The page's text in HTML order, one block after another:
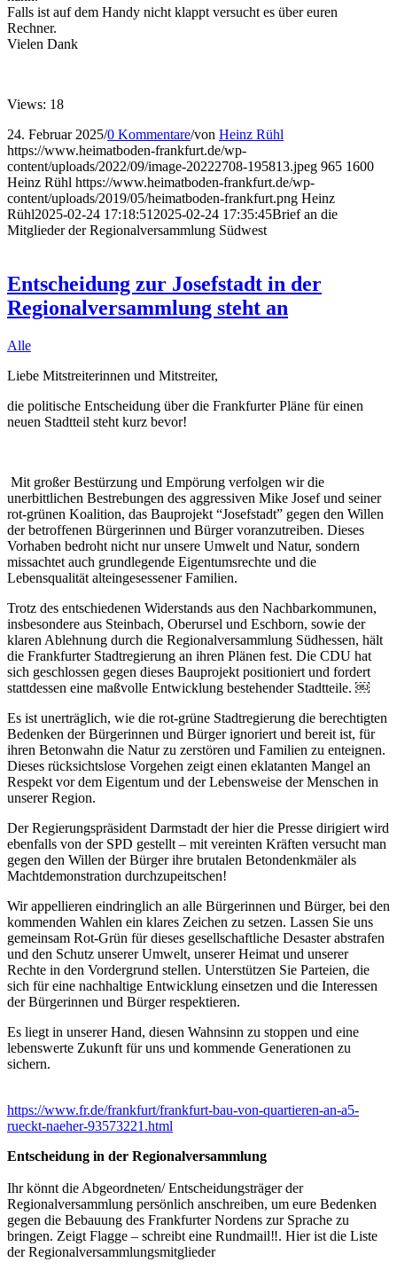
Falls ist auf dem Handy nicht klappt versucht es über euren
Rechner.
Vielen Dank
Views: 18
24. Februar 2025/0 Kommentare/von Heinz Rühl
https://www.heimatboden-frankfurt.de/wp-
content/uploads/2022/09/image-20222708-195813.jpeg 965 1600
Heinz Rühl https://www.heimatboden-frankfurt.de/wp-
content/uploads/2019/05/heimatboden-frankfurt.png Heinz
Rühl2025-02-24 17:18:51 2025-02-24 17:35:45Brief an die
Mitglieder der Regionalversammlung Südwest
Entscheidung zur Josefstadt in der
Regionalversammlung steht an
Alle
Liebe Mitstreiterinnen und Mitstreiter,
die politische Entscheidung über die Frankfurter Pläne für einen
neuen Stadtteil steht kurz bevor!
Mit großer Bestürzung und Empörung verfolgen wir die
unerbittlichen Bestrebungen des aggressiven Mike Josef und seiner
rot-grünen Koalition, das Bauprojekt “Josefstadt” gegen den Willen
der betroffenen Bürgerinnen und Bürger voranzutreiben. Dieses
Vorhaben bedroht nicht nur unsere Umwelt und Natur, sondern
missachtet auch grundlegende Eigentumsrechte und die
Lebensqualität alteingesessener Familien.
Trotz des entschiedenen Widerstands aus den Nachbarkommunen,
insbesondere aus Steinbach, Oberursel und Eschborn, sowie der
klaren Ablehnung durch die Regionalversammlung Südhessen, hält
die Frankfurter Stadtregierung an ihren Plänen fest. Die CDU hat
sich geschlossen gegen dieses Bauprojekt positioniert und fordert
stattdessen eine maßvolle Entwicklung bestehender Stadtteile. ￼
Es ist unerträglich, wie die rot-grüne Stadtregierung die berechtigten
Bedenken der Bürgerinnen und Bürger ignoriert und bereit ist, für
ihren Betonwahn die Natur zu zerstören und Familien zu enteignen.
Dieses rücksichtslose Vorgehen zeigt einen eklatanten Mangel an
Respekt vor dem Eigentum und der Lebensweise der Menschen in
unserer Region.
Der Regierungspräsident Darmstadt der hier die Presse dirigiert wird
ebenfalls von der SPD gestellt – mit vereinten Kräften versucht man
gegen den Willen der Bürger ihre brutalen Betondenkmäler als
Machtdemonstration durchzupeitschen!
Wir appellieren eindringlich an alle Bürgerinnen und Bürger, bei den
kommenden Wahlen ein klares Zeichen zu setzen. Lassen Sie uns
gemeinsam Rot-Grün für dieses gesellschaftliche Desaster abstrafen
und den Schutz unserer Umwelt, unserer Heimat und unserer
Rechte in den Vordergrund stellen. Unterstützen Sie Parteien, die
sich für eine nachhaltige Entwicklung einsetzen und die Interessen
der Bürgerinnen und Bürger respektieren.
Es liegt in unserer Hand, diesen Wahnsinn zu stoppen und eine
lebenswerte Zukunft für uns und kommende Generationen zu
sichern.
https://www.fr.de/frankfurt/frankfurt-bau-von-quartieren-an-a5-
rueckt-naeher-93573221.html
Entscheidung in der Regionalversammlung
Ihr könnt die Abgeordneten/ Entscheidungsträger der
Regionalversammlung persönlich anschreiben, um eure Bedenken
gegen die Bebauung des Frankfurter Nordens zur Sprache zu
bringen. Zeigt Flagge – schreibt eine Rundmail‼️. Hier ist die Liste
der Regionalversammlungsmitglieder